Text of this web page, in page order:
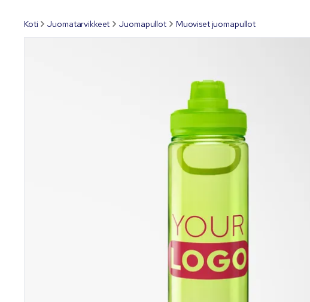
Koti Juomatarvikkeet Juomapullot Muoviset juomapullot